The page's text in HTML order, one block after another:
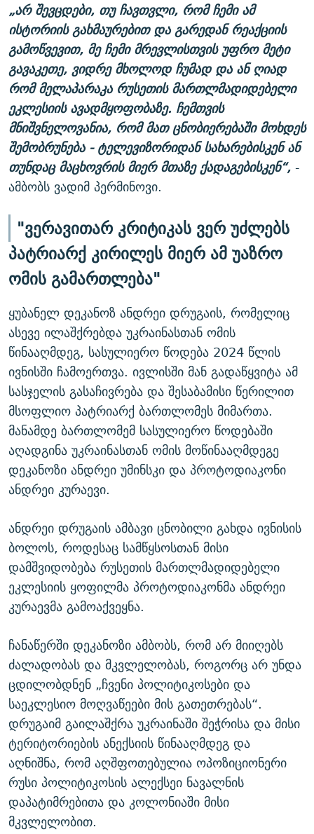
„არ შევცდები, თუ ჩავთვლი, რომ ჩემი ამ
ისტორიის გახმაურებით და გარედან რეაქციის
გამოწვევით, მე ჩემი მრევლისთვის უფრო მეტი
გავაკეთე, ვიდრე მხოლოდ ჩუმად და ან ღიად
რომ მელაპარაკა რუსეთის მართლმადიდებელი
ეკლესიის ავადმყოფობაზე. ჩემთვის
მნიშვნელოვანია, რომ მათ ცნობიერებაში მოხდეს
შემობრუნება - ტელევიზორიდან სახარებისკენ ან
თუნდაც მაცხოვრის მიერ მთაზე ქადაგებისკენ“,-
ამბობს ვადიმ პერმინოვი.
"ვერავითარ კრიტიკას ვერ უძლებს
პატრიარქ კირილეს მიერ ამ უაზრო
ომის გამართლება"
ყუბანელ დეკანოზ ანდრეი დრუგაის, რომელიც
ასევე ილაშქრებდა უკრაინასთან ომის
წინააღმდეგ, სასულიერო წოდება 2024 წლის
ივნისში ჩამოერთვა. ივლისში მან გადაწყვიტა ამ
სასჯელის გასაჩივრება და შესაბამისი წერილით
მსოფლიო პატრიარქ ბართლომეს მიმართა.
მანამდე ბართლომემ სასულიერო წოდებაში
აღადგინა უკრაინასთან ომის მოწინააღმდეგე
დეკანოზი ანდრეი უმინსკი და პროტოდიაკონი
ანდრეი კურაევი.
ანდრეი დრუგაის ამბავი ცნობილი გახდა ივნისის
ბოლოს, როდესაც სამწყსოსთან მისი
დამშვიდობება რუსეთის მართლმადიდებელი
ეკლესიის ყოფილმა პროტოდიაკონმა ანდრეი
კურაევმა გამოაქვეყნა.
ჩანაწერში დეკანოზი ამბობს, რომ არ მიიღებს
ძალადობას და მკვლელობას, როგორც არ უნდა
ცდილობდნენ „ჩვენი პოლიტიკოსები და
საეკლესიო მოღვაწეები მის გათეთრებას“.
დრუგაიმ გაილაშქრა უკრაინაში შეჭრისა და მისი
ტერიტორიების ანექსიის წინააღმდეგ და
აღნიშნა, რომ აღშფოთებულია ოპოზიციონერი
რუსი პოლიტიკოსის ალექსეი ნავალნის
დაპატიმრებითა და კოლონიაში მისი
მკვლელობით.